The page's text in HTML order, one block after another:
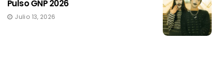
Pulso GNP 2026
Julio 13, 2026